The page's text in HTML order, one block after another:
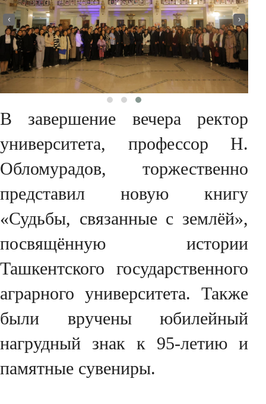
‹ ›
В завершение вечера ректор
университета, профессор Н.
Обломурадов, торжественно
представил новую книгу
«Судьбы, связанные с землёй»,
посвящённую истории
Ташкентского государственного
аграрного университета. Также
были вручены юбилейный
нагрудный знак к 95-летию и
памятные сувениры.